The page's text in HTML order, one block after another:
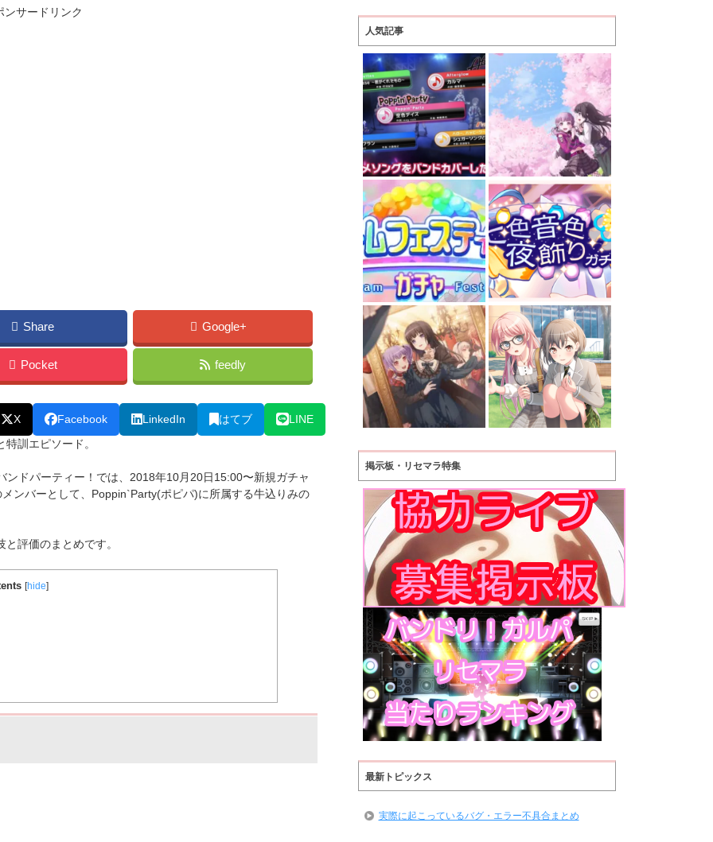
ンサードリンク
Share Google+
Pocket feedly
X Facebook LinkedIn はてブ
LINE
訓エピソード。
ドパーティー！では、2018年10月20日15:00〜新規ガチャ
ンバーとして、Poppin`Party(ポピパ)に所属する牛込りみの
評価のまとめです。
[hide]
人気記事
掲示板・リセマラ特集
最新トピックス
実際に起こっているバグ・エラー不具合まとめ